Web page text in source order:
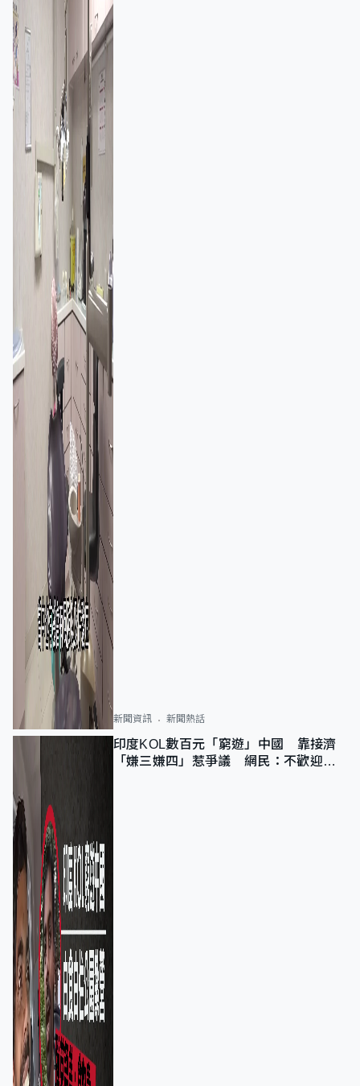
新聞資訊 新聞熱話
印度KOL數百元「窮遊」中國 靠接濟
「嫌三嫌四」惹爭議 網民：不歡迎劣